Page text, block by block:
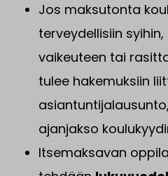
Jos maksutonta
terveydellisiin
vaikeuteen tai
tulee hakemuksiin
ajanjakso
Itsemaksavan